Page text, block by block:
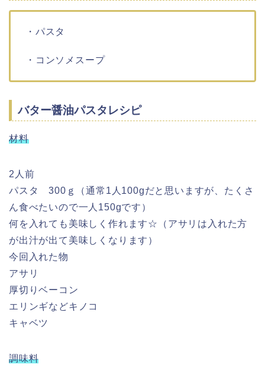
・パスタ
・コンソメスープ
バター醤油パスタレシピ
材料
2人前
パスタ 300ｇ（通常1人100gだと思いますが、たくさ
ん食べたいので一人150gです）
何を入れても美味しく作れます☆（アサリは入れた方
が出汁が出て美味しくなります）
今回入れた物
アサリ
厚切りベーコン
エリンギなどキノコ
キャベツ
調味料